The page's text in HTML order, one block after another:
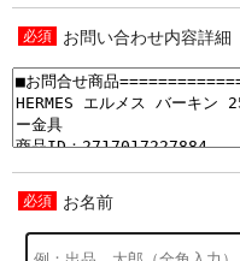
お問い合わせ内容詳細
お名前